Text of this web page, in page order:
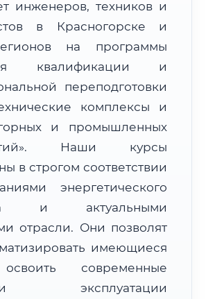
826 км
ФИС ФРДО
документ для увеличения и просмотра
инженеров, техников и
в Красногорске и
на программы
квалификации и
переподготовки
комплексы и
и промышленных
Наши курсы
в строгом соответствии
энергетического
и актуальными
отрасли. Они позволят
имеющиеся
современные
эксплуатации